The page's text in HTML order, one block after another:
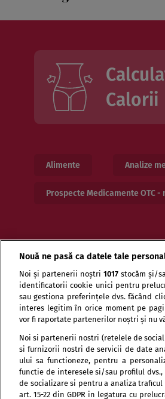
Calorii
Alimente Analize
Prospecte Medicamente OTC
Termeni si conditii de utilizare
Nouă ne pasă ca datele tale
Noi și partenerii noștri 1017stocăm și/
identificatorii cookie unici pentru
sau gestiona preferințele dvs. făcând
interes legitim în orice moment pe
vor fi raportate partenerilor noștri și nu
Noi si partenerii nostri (retelele de
si furnizorii nostri de servicii de date
ului sa functioneze, pentru a
functie de interesele si/sau profilul
de socializare si pentru a analiza
art. 15-22 din GDPR in legatura cu